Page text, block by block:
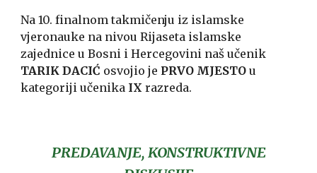
Na 10. finalnom takmičenju iz islamske
vjeronauke na nivou Rijaseta islamske
zajednice u Bosni i Hercegovini naš učenik
TARIK DACIĆ osvojio je PRVO MJESTO u
kategoriji učenika IXrazreda.
PREDAVANJE, KONSTRUKTIVNE